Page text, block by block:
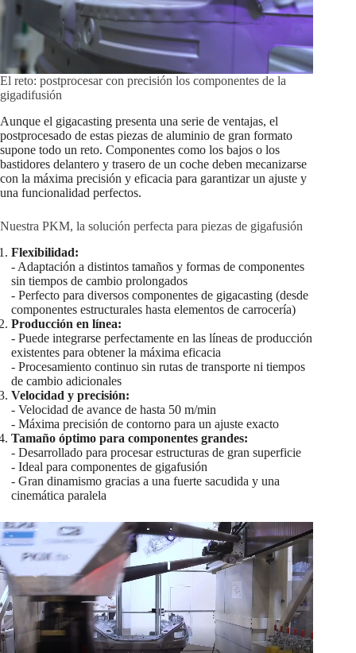
El reto: postprocesar con precisión los componentes de la
gigadifusión
Aunque el gigacasting presenta una serie de ventajas, el
postprocesado de estas piezas de aluminio de gran formato
supone todo un reto. Componentes como los bajos o los
bastidores delantero y trasero de un coche deben mecanizarse
con la máxima precisión y eficacia para garantizar un ajuste y
una funcionalidad perfectos.
Nuestra PKM, la solución perfecta para piezas de gigafusión
Flexibilidad:
- Adaptación a distintos tamaños y formas de componentes
sin tiempos de cambio prolongados
- Perfecto para diversos componentes de gigacasting (desde
componentes estructurales hasta elementos de carrocería)
Producción en línea:
- Puede integrarse perfectamente en las líneas de producción
existentes para obtener la máxima eficacia
- Procesamiento continuo sin rutas de transporte ni tiempos
de cambio adicionales
Velocidad y precisión:
- Velocidad de avance de hasta 50 m/min
- Máxima precisión de contorno para un ajuste exacto
Tamaño óptimo para componentes grandes:
- Desarrollado para procesar estructuras de gran superficie
- Ideal para componentes de gigafusión
- Gran dinamismo gracias a una fuerte sacudida y una
cinemática paralela